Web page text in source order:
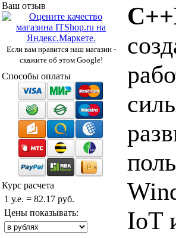
Ваш отзыв
Если вам нравится наш магазин -
скажите об этом Google!
Способы оплаты
Курс расчета
1 у.е. = 82.17 руб.
Цены показывать:
IoT